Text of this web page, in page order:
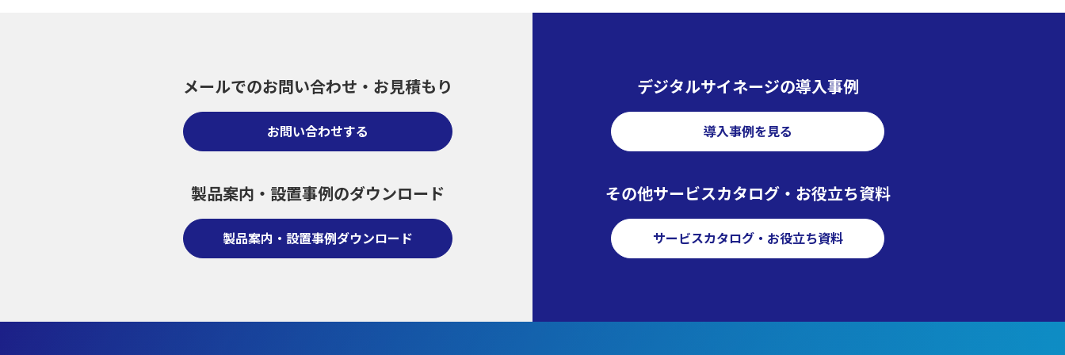
メールでのお問い合わせ・ お見積もり
お問い合わせする
製品案内・設置事例のダウンロード
製品案内・設置事例ダウンロード
デジタルサイネージの導入事例
導入事例を見る
その他サービスカタログ・お役立ち資料
サービスカタログ・お役立ち資料